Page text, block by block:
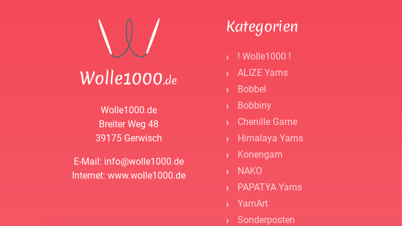
Wolle1000.de
Breiter Weg 48
39175 Gerwisch
E-Mail: info@wolle1000.de
Internet: www.wolle1000.de
Kategorien
! Wolle1000 !
ALIZE Yarns
Bobbel
Bobbiny
Chenille Garne
Himalaya Yarns
Konengarn
NAKO
PAPATYA Yarns
YarnArt
Sonderposten